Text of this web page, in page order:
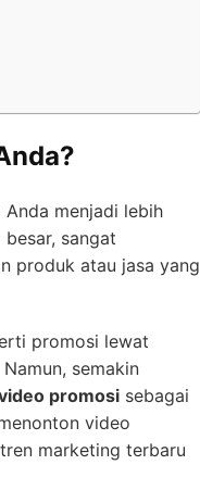
menjadi lebih
sangat
produk atau jasa yang
promosi lewat
semakin
promosi sebagai
video
marketing terbaru